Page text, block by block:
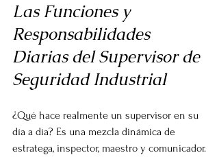
Las Funciones y
Responsabilidades
Diarias del Supervisor de
Seguridad Industrial
¿Qué hace realmente un supervisor en su
día a día? Es una mezcla dinámica de
estratega, inspector, maestro y comunicador.